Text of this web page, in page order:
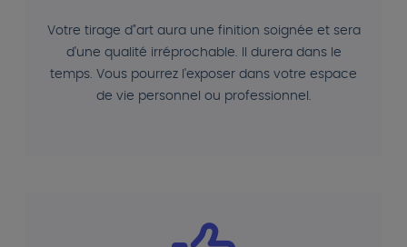
Votre tirage d"art aura une finition soignée et sera
d'une qualité irréprochable. Il durera dans le
temps. Vous pourrez l'exposer dans votre espace
de vie personnel ou professionnel.